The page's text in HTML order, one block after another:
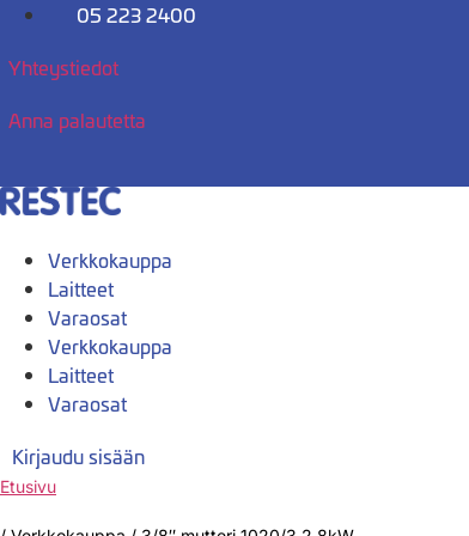
Mene
05 223 2400
Yhteystiedot
Anna palautetta
Verkkokauppa
Laitteet
Varaosat
Verkkokauppa
Laitteet
Varaosat
Kirjaudu sisään
Etusivu